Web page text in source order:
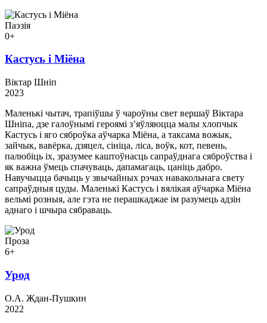
Паэзія
0+
Кастусь і Міёна
Віктар Шніп
2023
Маленькі чытач, трапіўшы ў чароўны свет вершаў Віктара
Шніпа, дзе галоўнымі героямі з’яўляюцца малы хлопчык
Кастусь і яго сяброўка аўчарка Міёна, а таксама вожык,
зайчык, вавёрка, дзяцел, сініца, ліса, воўк, кот, певень,
палюбіць іх, зразумее каштоўнасць сапраўднага сяброўства і
як важна ўмець спачуваць, дапамагаць, цаніць дабро.
Навучыцца бачыць у звычайных рэчах навакольнага свету
сапраўдныя цуды. Маленькі Кастусь і вялікая аўчарка Міёна
вельмі розныя, але гэта не перашкаджае ім разумець адзін
аднаго і шчыра сябраваць.
Проза
6+
Урод
О.А. Ждан-Пушкин
2022